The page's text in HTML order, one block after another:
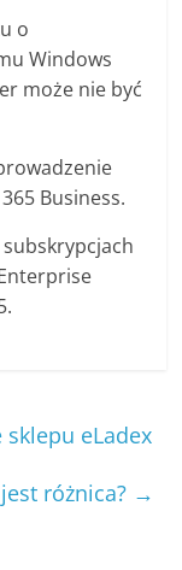
o
Windows
może nie być
Business.
eLadex
różnica? →